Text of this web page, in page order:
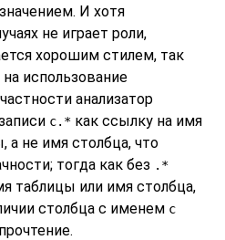
И хотя
не играет роли,
хорошим стилем, так
использование
анализатор
c.* как ссылку на имя
а не имя столбца, что
тогда как без .*
таблицы или имя столбца,
столбца с именем c